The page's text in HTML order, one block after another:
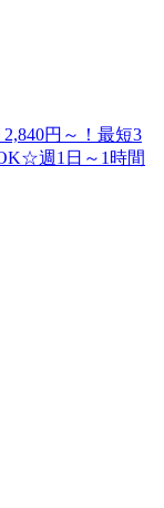
円～！最短3
週1日～1時間